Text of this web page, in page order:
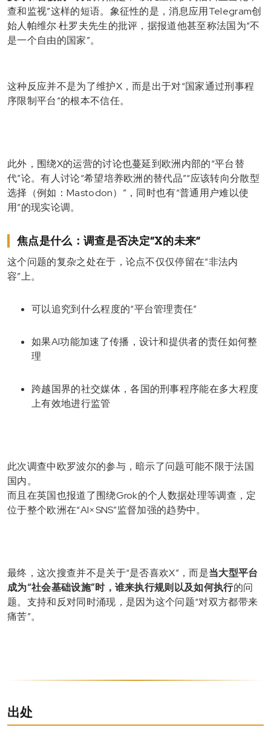
查和监视”这样的短语。象征性的是，消息应用Telegram创
始人帕维尔·杜罗夫先生的批评，据报道他甚至称法国为“不
是一个自由的国家”。
这种反应并不是为了维护X，而是出于对“国家通过刑事程
序限制平台”的根本不信任。
此外，围绕X的运营的讨论也蔓延到欧洲内部的“平台替
代”论。有人讨论“希望培养欧洲的替代品”“应该转向分散型
选择（例如：Mastodon）”，同时也有“普通用户难以使
用”的现实论调。
焦点是什么：调查是否决定“X的未来”
这个问题的复杂之处在于，论点不仅仅停留在“非法内
容”上。
可以追究到什么程度的“平台管理责任”
如果AI功能加速了传播，设计和提供者的责任如何整
理
跨越国界的社交媒体，各国的刑事程序能在多大程度
上有效地进行监管
此次调查中欧罗波尔的参与，暗示了问题可能不限于法国
国内。
而且在英国也报道了围绕Grok的个人数据处理等调查，定
位于整个欧洲在“AI×SNS”监督加强的趋势中。
最终，这次搜查并不是关于“是否喜欢X”，而是当大型平台
成为“社会基础设施”时，谁来执行规则以及如何执行的问
题。支持和反对同时涌现，是因为这个问题“对双方都带来
痛苦”。
出处